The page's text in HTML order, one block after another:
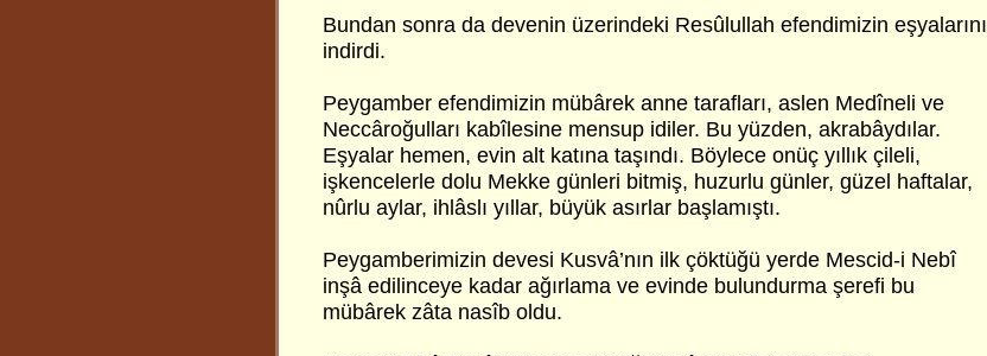
Bundan sonra da devenin üzerindeki Resûlullah efendimizin eşyalarını
indirdi.
Peygamber efendimizin mübârek anne tarafları, aslen Medîneli ve
Neccâroğulları kabîlesine mensup idiler. Bu yüzden, akrabâydılar.
Eşyalar hemen, evin alt katına taşındı. Böylece onüç yıllık çileli,
işkencelerle dolu Mekke günleri bitmiş, huzurlu günler, güzel haftalar,
nûrlu aylar, ihlâslı yıllar, büyük asırlar başlamıştı.
Peygamberimizin devesi Kusvâ’nın ilk çöktüğü yerde Mescid-i Nebî
inşâ edilinceye kadar ağırlama ve evinde bulundurma şerefi bu
mübârek zâta nasîb oldu.